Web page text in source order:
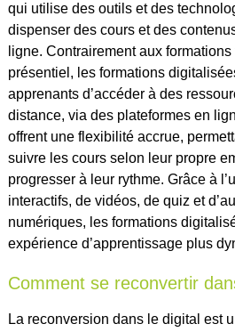
qui utilise des outils et des
dispenser des cours et des
ligne. Contrairement aux
présentiel, les formations
apprenants d’accéder à des
distance, via des plateformes en
offrent une flexibilité accrue,
suivre les cours selon leur propre
progresser à leur rythme. Grâce à
interactifs, de vidéos, de quiz et
numériques, les formations
expérience d’apprentissage plus
Comment se reconvertir
La reconversion dans le digital est